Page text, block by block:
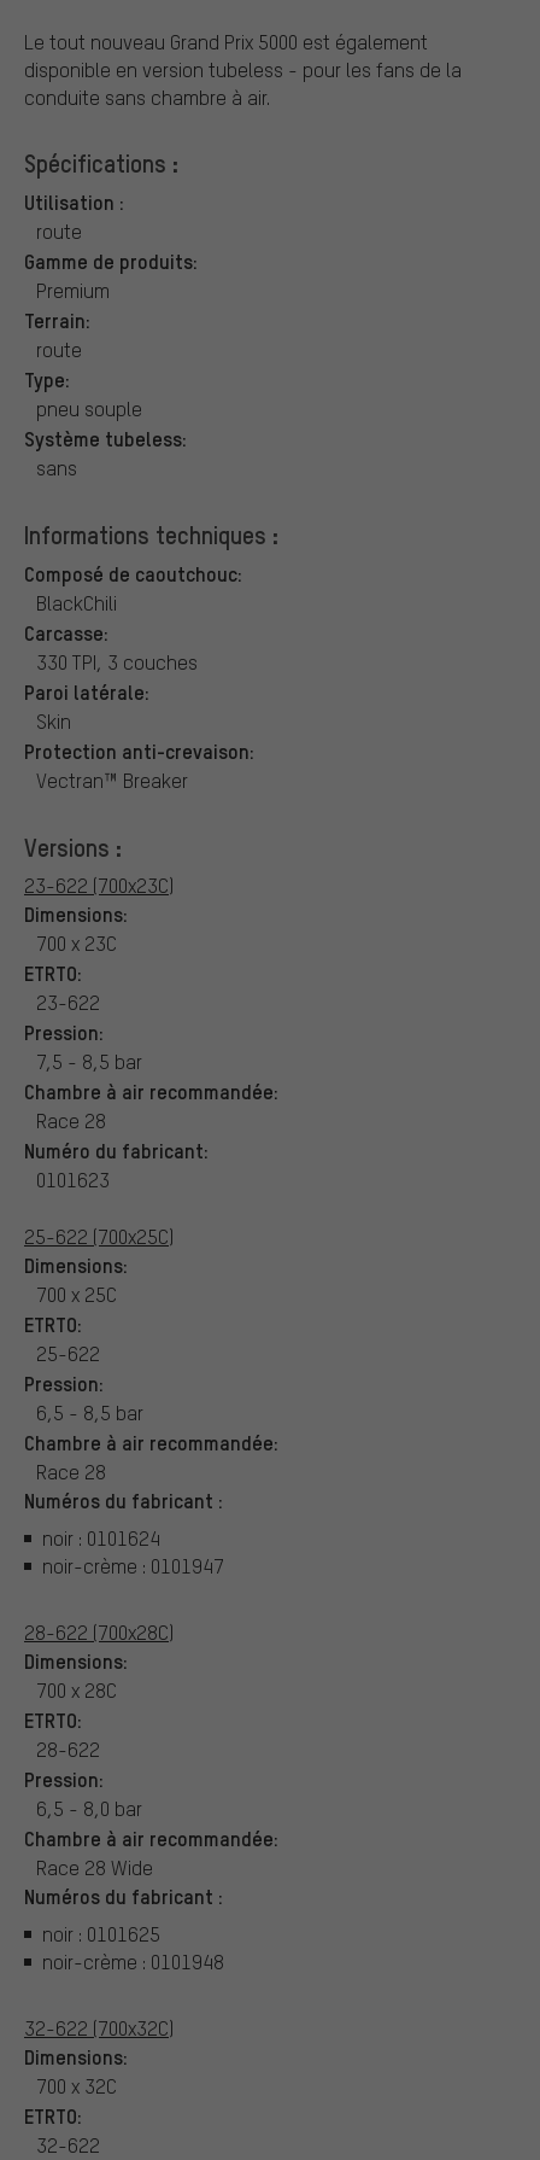
Le tout nouveau Grand Prix 5000 est également
disponible en version tubeless - pour les fans de la
conduite sans chambre à air.
Spécifications :
Utilisation :
route
Gamme de produits:
Premium
Terrain:
route
Type:
pneu souple
Système tubeless:
sans
Informations techniques :
Composé de caoutchouc:
BlackChili
Carcasse:
330 TPI, 3 couches
Paroi latérale:
Skin
Protection anti-crevaison:
Vectran™ Breaker
Versions :
23-622 (700x23C)
Dimensions:
700 x 23C
ETRTO:
23-622
Pression:
7,5 - 8,5 bar
Chambre à air recommandée:
Race 28
Numéro du fabricant:
0101623
25-622 (700x25C)
Dimensions:
700 x 25C
ETRTO:
25-622
Pression:
6,5 - 8,5 bar
Chambre à air recommandée:
Race 28
Numéros du fabricant :
noir : 0101624
noir-crème : 0101947
28-622 (700x28C)
Dimensions:
700 x 28C
ETRTO:
28-622
Pression:
6,5 - 8,0 bar
Chambre à air recommandée:
Race 28 Wide
Numéros du fabricant :
noir : 0101625
noir-crème : 0101948
32-622 (700x32C)
Dimensions:
700 x 32C
ETRTO:
32-622